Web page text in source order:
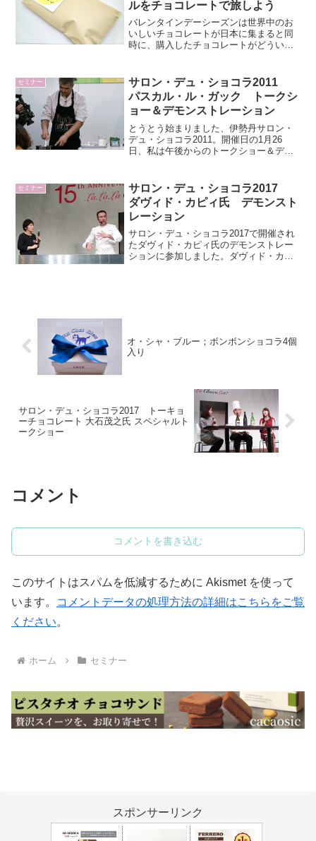
ルをチョコレートで旅しよう
バレンタインデーシーズンは世界中のお
いしいチョコレートが日本に集まると同
時に、購入したチョコレートがどういっ
生産者から直接聞ける貴重な機会でもあ
ります。そこで、私は毎年...
セミナー
サロン・デュ・ショコラ2011
パスカル・ル・ガック トークシ
ョー＆デモンストレーション
とうとう始まりました、伊勢丹サロン・
デュ・ショコラ2011。開催日の1月26
日、私は午後からのトークショー＆デモ
ークショー＆デモンストレーション、
「ガナッ...
セミナー
サロン・デュ・ショコラ2017
ダヴィド・カピィ氏 デモンスト
レーション
サロン・デュ・ショコラ2017で開催され
たダヴィド・カピィ氏のデモンストレー
ションに参加しました。ダヴィド・カピ
オ・シャ・ブルー；ボンボンショコラ4個
入り
サロン・デュ・ショコラ2017 トーキョ
ーチョコレート 大石茂之氏 スペシャルト
ークショー
コメント
コメントを書き込む
このサイトはスパムを低減するために Akismet を使って
います。
コメントデータの処理方法の詳細はこちらをご覧
ください。
ホーム セミナー
スポンサーリンク